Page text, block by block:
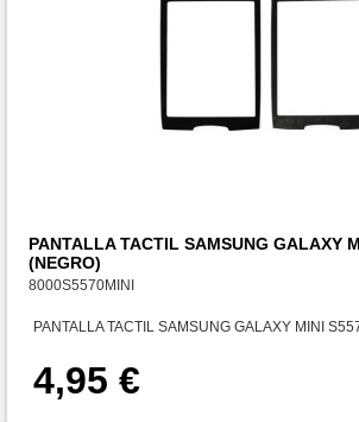
PANTALLA TACTIL SAMSUNG GALAXY
(NEGRO)
8000S5570MINI
PANTALLA TACTIL SAMSUNG GALAXY MINI
4,95 €